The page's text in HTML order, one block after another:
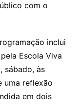
com o
inclui
Escola Viva
sábado, às
uma reflexão
em dois